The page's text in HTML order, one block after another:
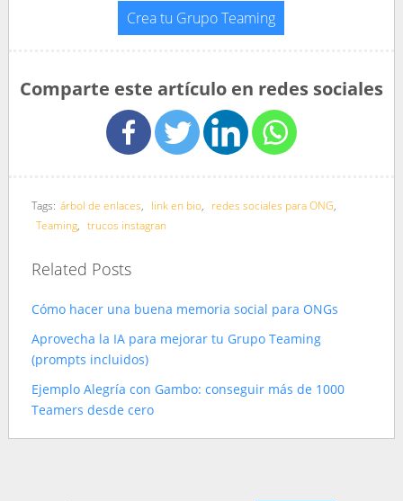
Crea tu Grupo Teaming
Comparte este artículo en redes sociales
Tags: árbol de enlaces, link en bio, redes sociales para ONG,
Teaming, trucos instagran
Related Posts
Cómo hacer una buena memoria social para ONGs
Aprovecha la IA para mejorar tu Grupo Teaming
(prompts incluidos)
Ejemplo Alegría con Gambo: conseguir más de 1000
Teamers desde cero